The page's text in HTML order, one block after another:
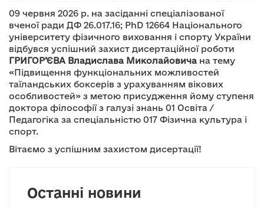
09 червня 2026 р. на засіданні спеціалізованої
вченої ради ДФ 26.017.16; PhD 12664 Національного
університету фізичного виховання і спорту України
відбувся успішний захист дисертаційної роботи
ГРИГОР’ЄВА Владислава Миколайовича на тему
«Підвищення функціональних можливостей
таїландських боксерів з урахуванням вікових
особливостей» з метою присудження йому ступеня
доктора філософії з галузі знань 01 Освіта /
Педагогіка за спеціальністю 017 Фізична культура і
спорт.
Вітаємо з успішним захистом дисертації!
Останні новини